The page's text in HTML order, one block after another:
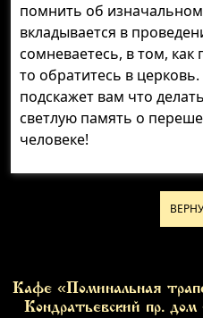
помнить об
вкладывается в
сомневаетесь, в том, как
то обратитесь в
подскажет вам что
светлую память о
человеке!
Кафе «Поминальная
Кондратьевский пр. дом